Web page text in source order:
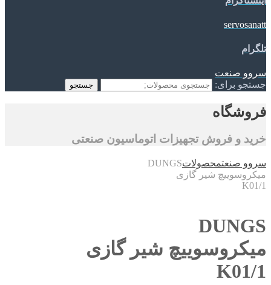
servosanatt
تلگرام
سروو صنعت
جستجو برای:
جستجو
فروشگاه
خرید و فروش تجهیزات اتوماسیون صنعتی
سروو صنعتمحصولاتDUNGS
میکروسوییچ شیر گازی
K01/1
DUNGS
میکروسوییچ شیر گازی
K01/1